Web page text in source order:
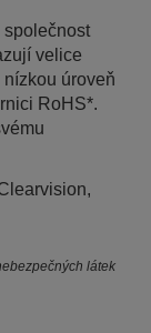
společnost
velice
úroveň
RoHS*.
látek